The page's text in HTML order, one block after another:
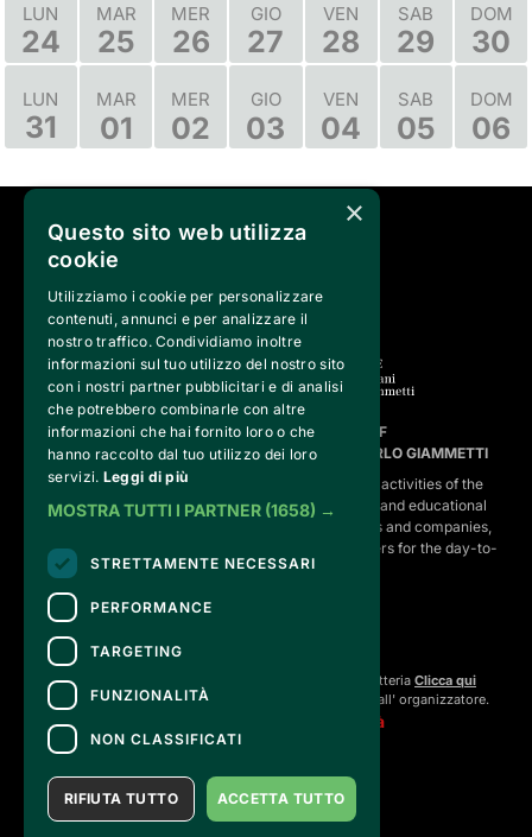
LUN
24
MAR
25
MER
26
GIO
27
VEN
28
SAB
29
DOM
30
LUN
31
MAR
01
MER
02
GIO
03
VEN
04
SAB
05
DOM
06
FVG SERVICES SRL ON BEHALF OF
FONDAZIONE VALENTINO GARAVANI E GIANCARLO GIAMMETTI
is the operational entity that implements the core activities of the
Fondazione, developing strategies for the cultural and educational
program, establishing partnerships with institutions and companies,
and hiring the relevant staff, consultants and suppliers for the day-to-
day running of the activities.
Per informazioni e supporto all'acquisto della biglietteria Clicca qui
Per informazioni sul programma e l'evento, rivolgersi all' organizzatore.
Dichiarazione di accessibilità
×
Questo sito web utilizza
cookie
Utilizziamo i cookie per personalizzare
contenuti, annunci e per analizzare il
nostro traffico. Condividiamo inoltre
informazioni sul tuo utilizzo del nostro sito
con i nostri partner pubblicitari e di analisi
che potrebbero combinarle con altre
informazioni che hai fornito loro o che
hanno raccolto dal tuo utilizzo dei loro
servizi. Leggi di più
MOSTRA TUTTI I PARTNER (1658) →
STRETTAMENTE NECESSARI
PERFORMANCE
TARGETING
FUNZIONALITÀ
NON CLASSIFICATI
ACCETTA TUTTO
RIFIUTA TUTTO